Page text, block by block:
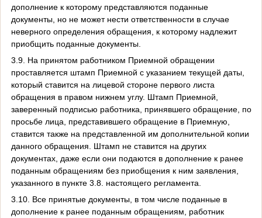
дополнение к которому представляются поданные
документы, но не может нести ответственности в случае
неверного определения обращения, к которому надлежит
приобщить поданные документы.
3.9. На принятом работником Приемной обращении
проставляется штамп Приемной с указанием текущей даты,
который ставится на лицевой стороне первого листа
обращения в правом нижнем углу. Штамп Приемной,
заверенный подписью работника, принявшего обращение, по
просьбе лица, представившего обращение в Приемную,
ставится также на представленной им дополнительной копии
данного обращения. Штамп не ставится на других
документах, даже если они подаются в дополнение к ранее
поданным обращениям без приобщения к ним заявления,
указанного в пункте 3.8. настоящего регламента.
3.10. Все принятые документы, в том числе поданные в
дополнение к ранее поданным обращениям, работник